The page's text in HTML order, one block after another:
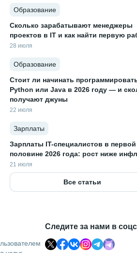
Образование
Сколько зарабатывают менеджеры
проектов в IT и как найти первую
28 июля
Образование
Стоит ли начинать
Python или Java в 2026 году — и
получают джуны
22 июля
Зарплаты
Зарплаты IT-специалистов в первой
половине 2026 года: рост ниже
21 июля
Все статьи
Следите за нами в